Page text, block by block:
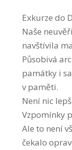
Exkurze do
Naše
navštívila
Působivá
památky i
v paměti.
Není nic
Vzpomínky
Ale to není
čekalo